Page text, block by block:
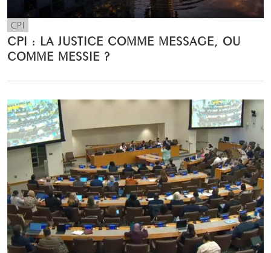
CPI
CPI : LA JUSTICE COMME MESSAGE, OU
COMME MESSIE ?